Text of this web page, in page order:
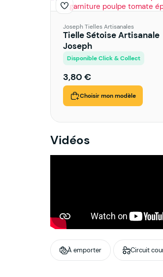
Joseph Tielles Artisanales
Tielle Sétoise Artisanale
Joseph
Disponible Click & Collect
3,80 €
Choisir mon modèle
Vidéos
À emporter Circuit